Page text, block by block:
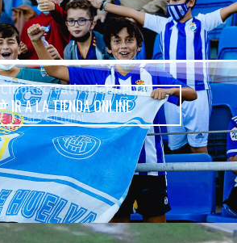
IR A LA TIENDA ONLINE